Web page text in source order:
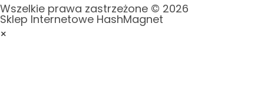
Wszelkie prawa zastrzeżone © 2026
Sklep Internetowe HashMagnet
×